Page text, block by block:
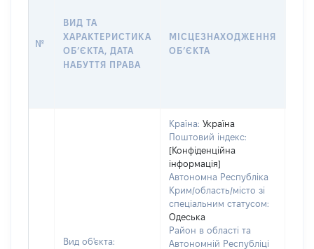
№
ВИД ТА
ХАРАКТЕРИСТИКА
ОБʼЄКТА, ДАТА
НАБУТТЯ ПРАВА
МІСЦЕЗНАХОДЖЕННЯ
ОБʼЄКТА
Вид об'єкта:
Країна: Україна
Поштовий індекс:
[Конфіденційна
інформація]
Автономна Республіка
Крим/область/місто зі
спеціальним статусом:
Одеська
Район в області та
Автономній Республіці